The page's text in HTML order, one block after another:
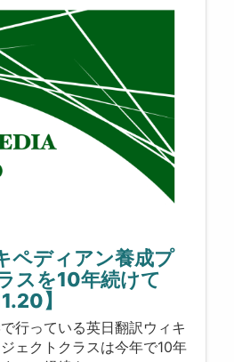
ペディアン養成プ
スを10年続けて
】
行っている英日翻訳ウィキ
ェクトクラスは今年で10年